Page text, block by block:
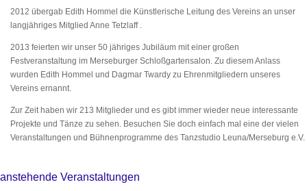
2012 übergab Edith Hommel die Künstlerische Leitung des Vereins an unser
langjähriges Mitglied Anne Tetzlaff .
2013 feierten wir unser 50 jähriges Jubiläum mit einer großen
Festveranstaltung im Merseburger Schloßgartensalon. Zu diesem Anlass
wurden Edith Hommel und Dagmar Twardy zu Ehrenmitgliedern unseres
Vereins ernannt.
Zur Zeit haben wir 213 Mitglieder und es gibt immer wieder neue interessante
Projekte und Tänze zu sehen. Besuchen Sie doch einfach mal eine der vielen
Veranstaltungen und Bühnenprogramme des Tanzstudio Leuna/Merseburg e.V.
anstehende Veranstaltungen